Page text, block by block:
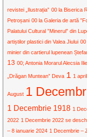
revistei „Ilustrația” 00 la Biserica
Petroșani 00 la Galeria de artă
Palatului Cultural ”Minerul” din
artiștilor plastici din Valea Jiului
minier din cartierul lupenean
13 00; Antonia Morarul Alecsia
„Drăgan Muntean” Deva 1 1
August 1
1 Decembrie 1918 1
2022 1 Decembrie 2022 se
– 8 ianuarie 2024 1 Decembrie –